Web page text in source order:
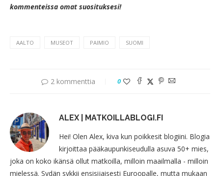
kommenteissa omat suosituksesi!
AALTO MUSEOT PAIMIO SUOMI
2 kommenttia 0
ALEX | MATKOILLABLOGI.FI
Hei! Olen Alex, kiva kun poikkesit blogiini. Blogia
kirjoittaa pääkaupunkiseudulla asuva 50+ mies,
joka on koko ikänsä ollut matkoilla, milloin maailmalla - milloin
mielessä. Sydän sykkii ensisijaisesti Euroopalle, mutta mukaan